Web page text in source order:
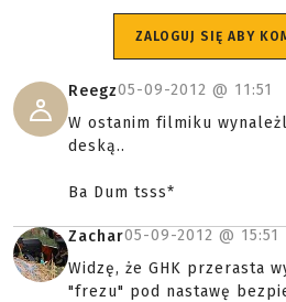
ZALOGUJ SIĘ ABY
Reegz05-09-2012 @ 11:51
W ostanim filmiku
deską..
Ba Dum tsss*
Zachar05-09-2012 @ 15:51
Widzę, że GHK przerasta
"frezu" pod nastawę